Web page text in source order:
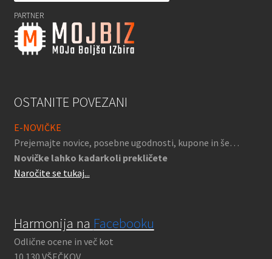
PARTNER
OSTANITE POVEZANI
E-NOVIČKE
Prejemajte novice, posebne ugodnosti, kupone in še…
Novičke lahko kadarkoli prekličete
Naročite se tukaj...
Harmonija na Facebooku
Odlične ocene in več kot